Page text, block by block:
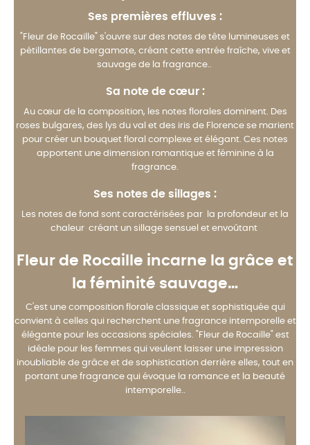
Ses premières effluves :
"Fleur de Rocaille" s'ouvre sur des notes de tête lumineuses et
pétillantes de bergamote, créant cette entrée fraîche, vive et
sauvage de la fragrance..
Sa note de cœur :
Au cœur de la composition, les notes florales dominent. Des
roses bulgares, des lys du val et des iris de Florence se marient
pour créer un bouquet floral complexe et élégant. Ces notes
apportent une dimension romantique et féminine à la
fragrance.
Ses notes de sillages :
Les notes de fond sont caractérisées par la profondeur et la
chaleur créant un sillage sensuel et envoûtant
Fleur de Rocaille incarne la grâce et
la féminité sauvage…
C'est une composition florale classique et sophistiquée qui
convient à celles qui recherchent une fragrance intemporelle et
élégante pour les occasions spéciales. "Fleur de Rocaille" est
idéale pour les femmes qui veulent laisser une impression
inoubliable de grâce et de sophistication derrière elles, tout en
portant une fragrance qui évoque la romance et la beauté
intemporelle..